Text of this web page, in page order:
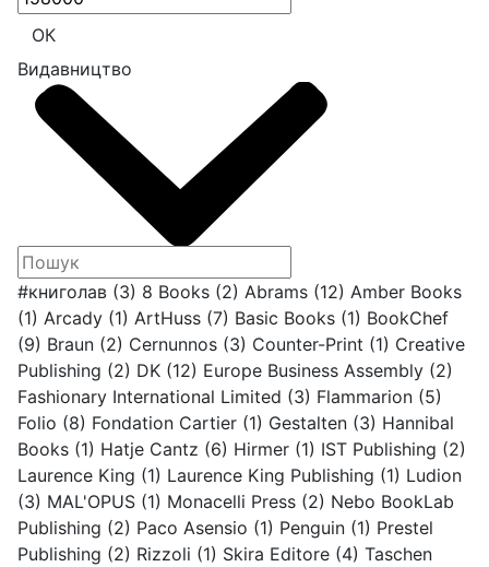
ОК
Видавництво
#книголав (3) 8 Books (2) Abrams (12) Amber Books
(1) Arcady (1) ArtHuss (7) Basic Books (1) BookChef
(9) Braun (2) Cernunnos (3) Counter-Print (1) Creative
Publishing (2) DK (12) Europe Business Assembly (2)
Fashionary International Limited (3) Flammarion (5)
Folio (8) Fondation Cartier (1) Gestalten (3) Hannibal
Books (1) Hatje Cantz (6) Hirmer (1) IST Publishing (2)
Laurence King (1) Laurence King Publishing (1) Ludion
(3) MAL'OPUS (1) Monacelli Press (2) Nebo BookLab
Publishing (2) Paco Asensio (1) Penguin (1) Prestel
Publishing (2) Rizzoli (1) Skira Editore (4) Taschen